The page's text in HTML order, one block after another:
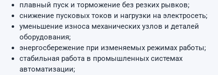
плавный пуск и торможение без резких рывков;
снижение пусковых токов и нагрузки на электросеть;
уменьшение износа механических узлов и деталей
оборудования;
энергосбережение при изменяемых режимах работы;
стабильная работа в промышленных системах
автоматизации;